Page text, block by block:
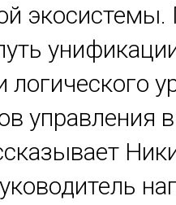
логического
управления